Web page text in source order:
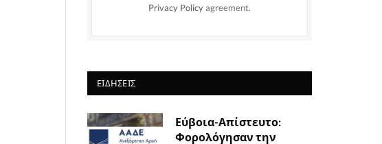
Privacy Policy agreement.
ΕΙΔΉΣΕΙΣ
Εύβοια-Απίστευτο:
Φορολόγησαν την